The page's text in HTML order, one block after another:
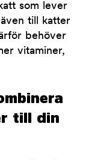
som lever
till katter
behöver
vitaminer,
till din